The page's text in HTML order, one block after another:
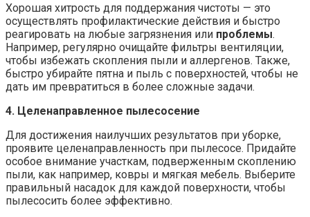
Хорошая хитрость для поддержания чистоты — это
осуществлять профилактические действия и быстро
реагировать на любые загрязнения или проблемы.
Например, регулярно очищайте фильтры вентиляции,
чтобы избежать скопления пыли и аллергенов. Также,
быстро убирайте пятна и пыль с поверхностей, чтобы не
дать им превратиться в более сложные задачи.
4. Целенаправленное пылесосение
Для достижения наилучших результатов при уборке,
проявите целенаправленность при пылесосе. Придайте
особое внимание участкам, подверженным скоплению
пыли, как например, ковры и мягкая мебель. Выберите
правильный насадок для каждой поверхности, чтобы
пылесосить более эффективно.